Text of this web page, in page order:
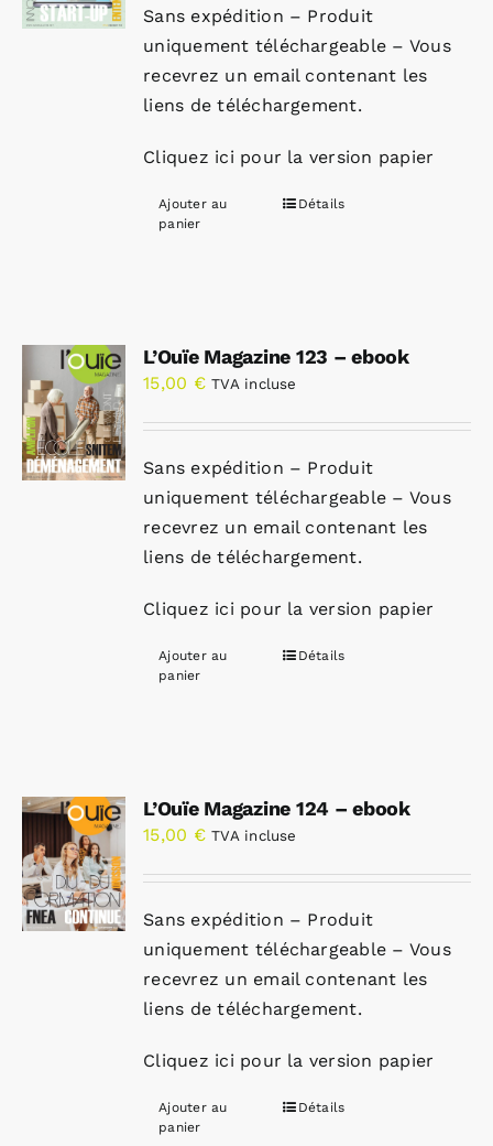
Sans expédition – Produit
uniquement téléchargeable – Vous
recevrez un email contenant les
liens de téléchargement.
Cliquez ici pour la version papier
Ajouter au
panier
Détails
L’Ouïe Magazine 123 – ebook
15,00 € TVA incluse
Sans expédition – Produit
uniquement téléchargeable – Vous
recevrez un email contenant les
liens de téléchargement.
Cliquez ici pour la version papier
Ajouter au
panier
Détails
L’Ouïe Magazine 124 – ebook
15,00 € TVA incluse
Sans expédition – Produit
uniquement téléchargeable – Vous
recevrez un email contenant les
liens de téléchargement.
Cliquez ici pour la version papier
Ajouter au
panier
Détails